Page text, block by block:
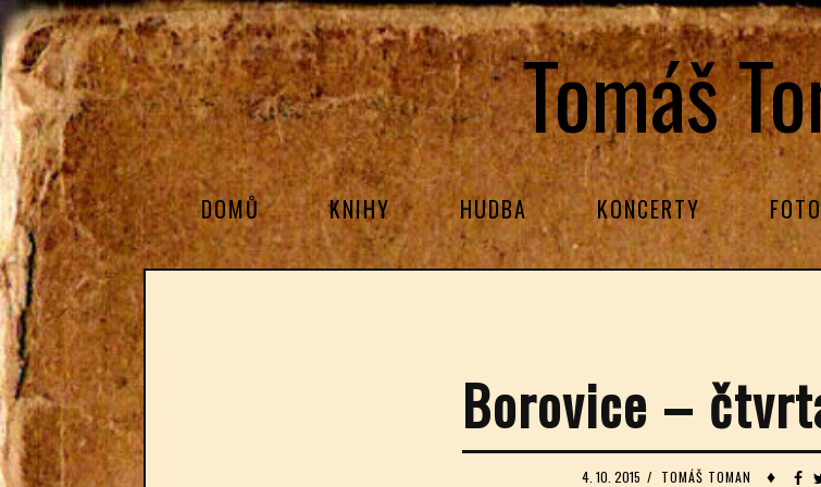
Tomáš
DOMŮ KNIHY HUDBA KONCERTY FOTO
Borovice –
4. 10. 2015 / TOMÁŠ TOMAN ♦